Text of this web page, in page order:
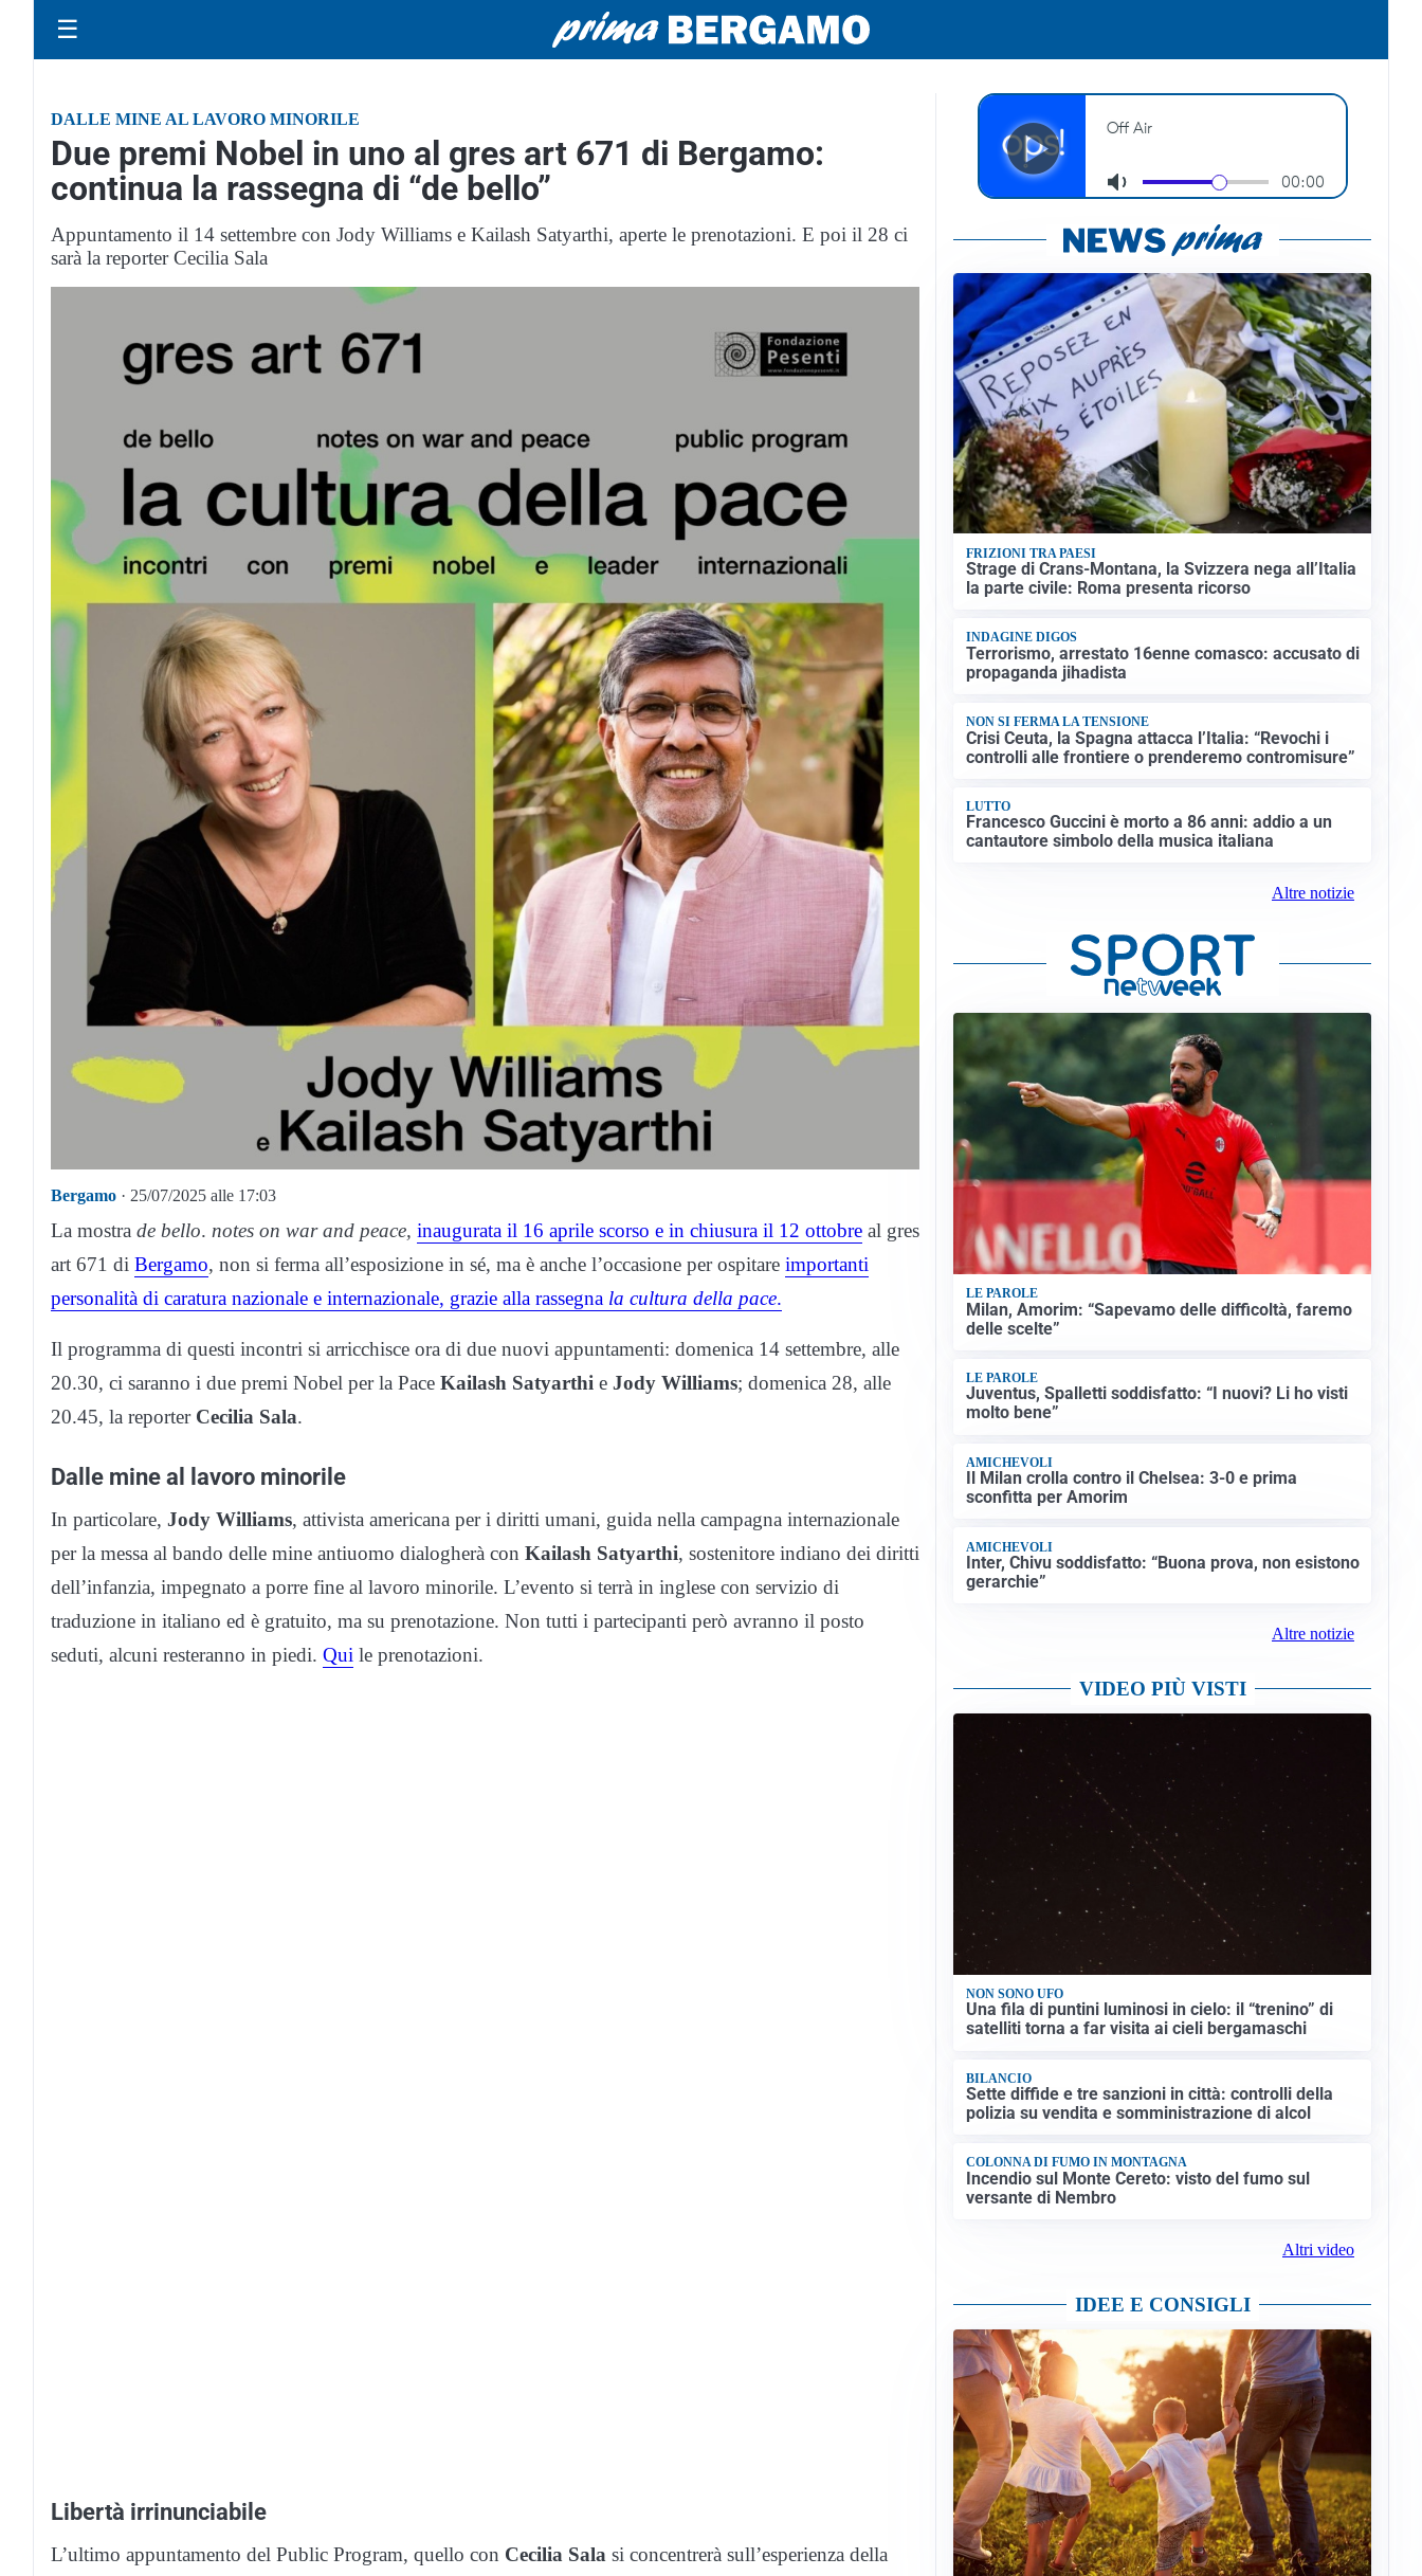
☰
DALLE MINE AL LAVORO MINORILE
Due premi Nobel in uno al gres art 671 di Bergamo:
continua la rassegna di “de bello”
Appuntamento il 14 settembre con Jody Williams e Kailash Satyarthi, aperte le prenotazioni. E poi il 28 ci
sarà la reporter Cecilia Sala
Bergamo · 25/07/2025 alle 17:03
La mostra de bello. notes on war and peace, inaugurata il 16 aprile scorso e in chiusura il 12 ottobre al gres
art 671 di Bergamo, non si ferma all’esposizione in sé, ma è anche l’occasione per ospitare importanti
personalità di caratura nazionale e internazionale, grazie alla rassegna la cultura della pace.
Il programma di questi incontri si arricchisce ora di due nuovi appuntamenti: domenica 14 settembre, alle
20.30, ci saranno i due premi Nobel per la Pace Kailash Satyarthi e Jody Williams; domenica 28, alle
20.45, la reporter Cecilia Sala.
Dalle mine al lavoro minorile
In particolare, Jody Williams, attivista americana per i diritti umani, guida nella campagna internazionale
per la messa al bando delle mine antiuomo dialogherà con Kailash Satyarthi, sostenitore indiano dei diritti
dell’infanzia, impegnato a porre fine al lavoro minorile. L’evento si terrà in inglese con servizio di
traduzione in italiano ed è gratuito, ma su prenotazione. Non tutti i partecipanti però avranno il posto
seduti, alcuni resteranno in piedi. Qui le prenotazioni.
Libertà irrinunciabile
L’ultimo appuntamento del Public Program, quello con Cecilia Sala si concentrerà sull’esperienza della
FRIZIONI TRA PAESI
Strage di Crans-Montana, la Svizzera nega all’Italia
la parte civile: Roma presenta ricorso
INDAGINE DIGOS
Terrorismo, arrestato 16enne comasco: accusato di
propaganda jihadista
NON SI FERMA LA TENSIONE
Crisi Ceuta, la Spagna attacca l’Italia: “Revochi i
controlli alle frontiere o prenderemo contromisure”
LUTTO
Francesco Guccini è morto a 86 anni: addio a un
cantautore simbolo della musica italiana
Altre notizie
LE PAROLE
Milan, Amorim: “Sapevamo delle difficoltà, faremo
delle scelte”
LE PAROLE
Juventus, Spalletti soddisfatto: “I nuovi? Li ho visti
molto bene”
AMICHEVOLI
Il Milan crolla contro il Chelsea: 3-0 e prima
sconfitta per Amorim
AMICHEVOLI
Inter, Chivu soddisfatto: “Buona prova, non esistono
gerarchie”
Altre notizie
VIDEO PIÙ VISTI
NON SONO UFO
Una fila di puntini luminosi in cielo: il “trenino” di
satelliti torna a far visita ai cieli bergamaschi
BILANCIO
Sette diffide e tre sanzioni in città: controlli della
polizia su vendita e somministrazione di alcol
COLONNA DI FUMO IN MONTAGNA
Incendio sul Monte Cereto: visto del fumo sul
versante di Nembro
Altri video
IDEE E CONSIGLI